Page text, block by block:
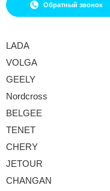
Обратный звонок
LADA
VOLGA
GEELY
Nordcross
BELGEE
TENET
CHERY
JETOUR
CHANGAN